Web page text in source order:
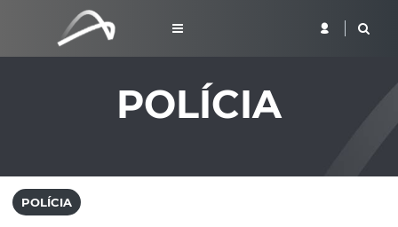
POLÍCIA
POLÍCIA